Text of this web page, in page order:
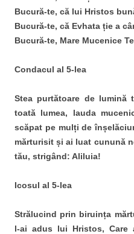
Bucură-te, că lui Hristos
Bucură-te, că Evhata ție a
Bucură-te, Mare Mucenice
Condacul al 5-lea
Stea purtătoare de lumină
toată lumea, lauda
scăpat pe mulți de
mărturisit și ai luat cunună
tău, strigând: Aliluia!
Icosul al 5-lea
Strălucind prin biruința
l-ai adus lui Hristos, Care